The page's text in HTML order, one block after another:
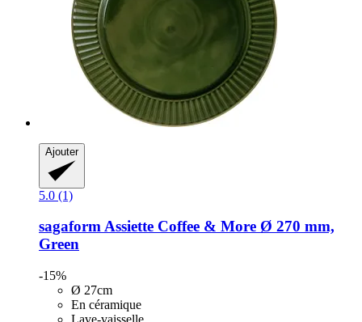
Ajouter
5.0 (1)
sagaformAssiette Coffee & More Ø 270 mm,
Green
-15%
Ø 27cm
En céramique